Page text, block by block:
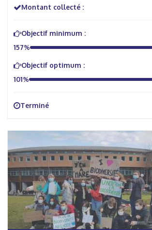
Montant collecté :
Objectif minimum :
157%
Objectif optimum :
101%
Terminé